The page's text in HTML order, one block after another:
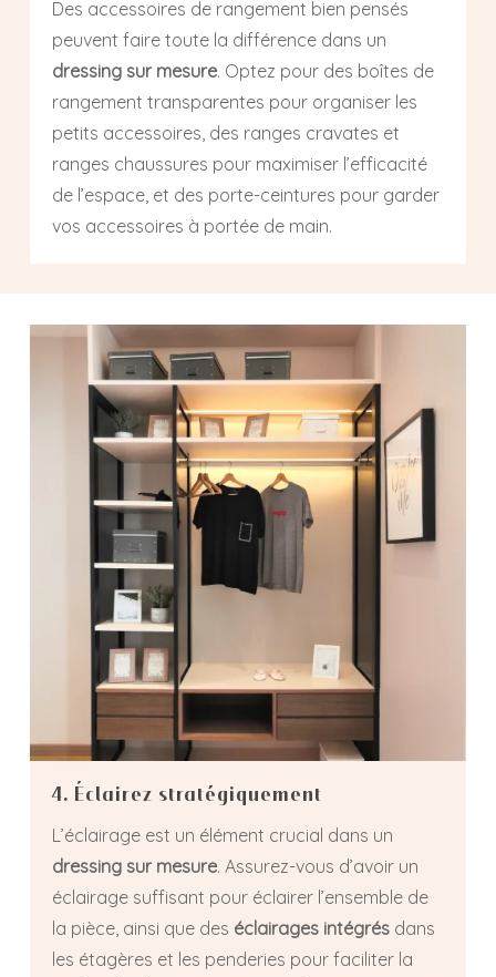
Des accessoires de rangement bien pensés
peuvent faire toute la différence dans un
dressing sur mesure. Optez pour des boîtes de
rangement transparentes pour organiser les
petits accessoires, des ranges cravates et
ranges chaussures pour maximiser l’efficacité
de l’espace, et des porte-ceintures pour garder
vos accessoires à portée de main.
4. Éclairez stratégiquement
L’éclairage est un élément crucial dans un
dressing sur mesure. Assurez-vous d’avoir un
éclairage suffisant pour éclairer l’ensemble de
la pièce, ainsi que des éclairages intégrésdans
les étagères et les penderies pour faciliter la